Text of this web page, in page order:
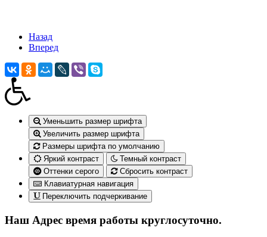
Назад
Вперед
Уменьшить размер шрифта
Увеличить размер шрифта
Размеры шрифта по умолчанию
Яркий контраст
Темный контраст
Оттенки серого
Сбросить контраст
Клавиатурная навигация
Переключить подчеркивание
Наш Адрес время работы круглосуточно.